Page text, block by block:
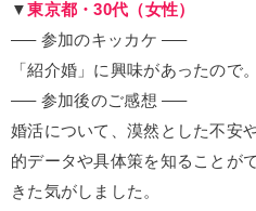
▼東京都・30代（女性）
—– 参加のキッカケ —–
「紹介婚」に興味があったので。
—– 参加後のご感想 —–
婚活について、漠然とした不安
的データや具体策を知ることが
きた気がしました。